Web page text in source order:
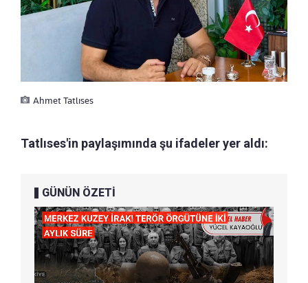
Ahmet Tatlıses
Tatlıses'in paylaşımında şu ifadeler yer aldı:
GÜNÜN ÖZETİ